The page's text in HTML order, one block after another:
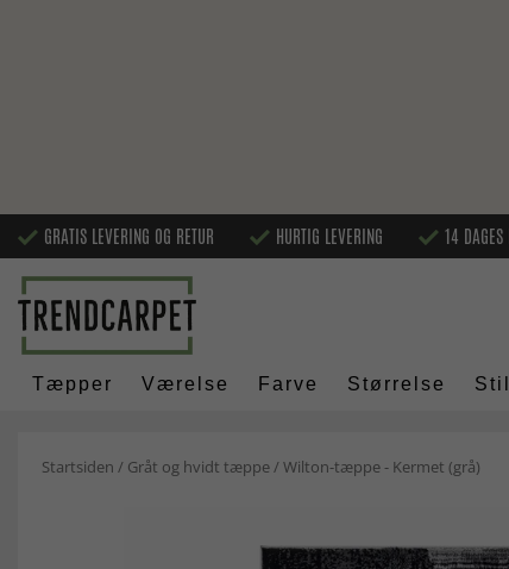
GRATIS LEVERING OG RETUR HURTIG LEVERING 14 DAGES
Tæpper Værelse Farve Størrelse Stil
Startsiden / Gråt og hvidt tæppe/Wilton-tæppe - Kermet (grå)